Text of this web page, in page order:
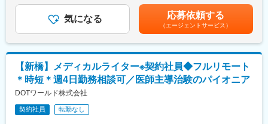
変更の範囲：会社の定める業務
■システム構築（画面構築およびエディットチェック実装）
■画面テスト、エディットチェックテスト
■操作トレーニングマニュアル作成、トレーニング実施
【就業環境の魅力】
■フルフレックスタイム制、リモートワーク制度（全日利用可）、
時短勤務制度など、効率的に働ける整っています。
■有給取得率70％、産休／育休後の復職率100％と、ワークライフ
バランスを重視する社風です。
の場合：年収520万円～700万円賃金はあくまでも目安の金額であ
り、選考を通じて上下する可能性があります。月給(月額)は固定手
当を含めた表記です。
気になる 応募依頼する
（エージェントサービス）
【新橋】メディカルライター※契約社員◆フルリモート
＊時短＊週4日勤務相談可／医師主導治験のパイオニア
DOTワールド株式会社
契約社員 転勤なし